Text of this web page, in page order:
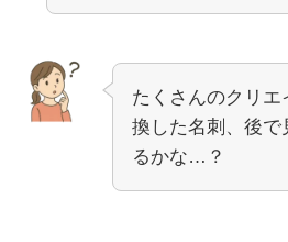
たくさんのクリエ
換した名刺、後で
るかな…？